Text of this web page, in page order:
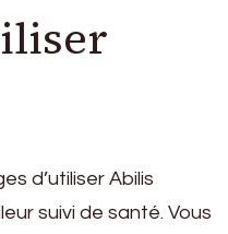
d’utiliser Abilis
suivi de santé. Vous